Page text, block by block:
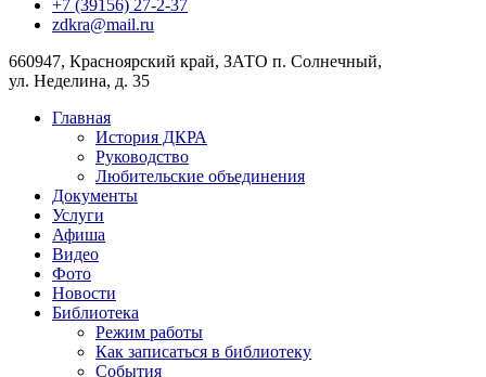
+7 (39156) 27-2-37
zdkra@mail.ru
660947, Красноярский край, ЗАТО п. Солнечный,
ул. Неделина, д. 35
Главная
История ДКРА
Руководство
Любительские объединения
Документы
Услуги
Афиша
Видео
Фото
Новости
Библиотека
Режим работы
Как записаться в библиотеку
События